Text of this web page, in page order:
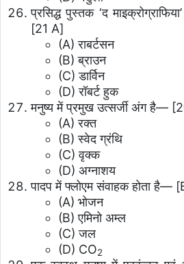
प्रसिद्ध पुस्तक ‘द
[21 A]
(A) राबर्टसन
(B) ब्राउन
(C) डार्विन
(D) रॉबर्ट हुक
मनुष्य में प्रमुख उत्सर्जी अंग है—
(A) रक्त
(B) स्वेद ग्रंथि
(C) वृक्क
(D) अग्नाशय
पादप में फ्लोएम संवाहक होता है—
(A) भोजन
(B) एमिनो अम्ल
(C) जल
(D) CO2